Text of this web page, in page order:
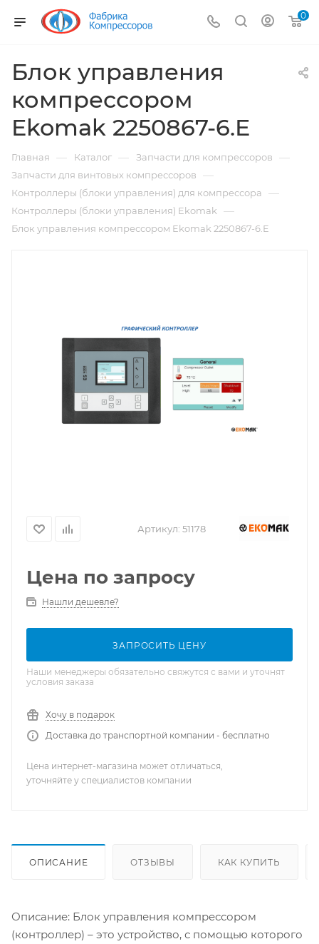
0
Блок управления
компрессором
Ekomak 2250867-6.E
Главная — Каталог — Запчасти для компрессоров —
Запчасти для винтовых компрессоров —
Контроллеры (блоки управления) для компрессора —
Контроллеры (блоки управления) Ekomak —
Блок управления компрессором Ekomak 2250867-6.E
Артикул: 51178
Цена по запросу
Нашли дешевле?
ЗАПРОСИТЬ ЦЕНУ
Наши менеджеры обязательно свяжутся с вами и уточнят
условия заказа
Хочу в подарок
Доставка до транспортной компании - бесплатно
Цена интернет-магазина может отличаться,
уточняйте у специалистов компании
ОПИСАНИЕ ОТЗЫВЫ КАК КУПИТЬ
Описание: Блок управления компрессором
(контроллер) – это устройство, с помощью которого